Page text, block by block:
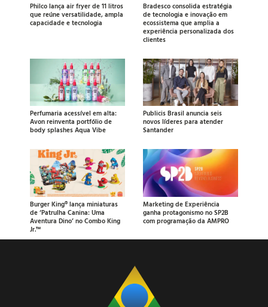
Philco lança air fryer de 11 litros
que reúne versatilidade, ampla
capacidade e tecnologia
Bradesco consolida estratégia
de tecnologia e inovação em
ecossistema que amplia a
experiência personalizada dos
clientes
Perfumaria acessível em alta:
Avon reinventa portfólio de
body splashes Aqua Vibe
Publicis Brasil anuncia seis
novos líderes para atender
Santander
Burger King® lança miniaturas
de ‘Patrulha Canina: Uma
Aventura Dino’ no Combo King
Jr.™
Marketing de Experiência
ganha protagonismo no SP2B
com programação da AMPRO